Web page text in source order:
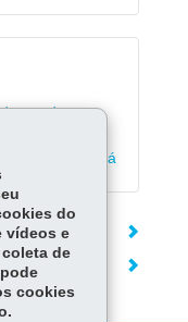
de
Paraná
o Nota Paraná
do
vídeos e
de
cookies